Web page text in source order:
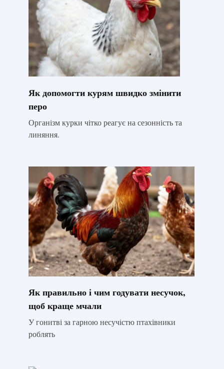
Як допомогти курям швидко змінити
перо
Організм курки чітко реагує на сезонність та
линяння.
Як правильно і чим годувати несучок,
щоб краще мчали
У гонитві за гарною несучістю птахівники
роблять